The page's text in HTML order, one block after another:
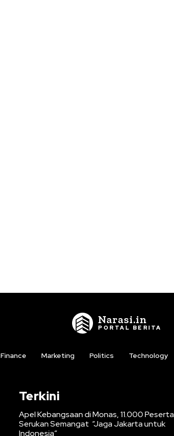
Narasi.in
PORTAL BERITA
Finance Marketing Politics Technology
Terkini
Apel Kebangsaan di Monas, 11.000 Peserta
Serukan Semangat “Jaga Jakarta untuk
Indonesia”